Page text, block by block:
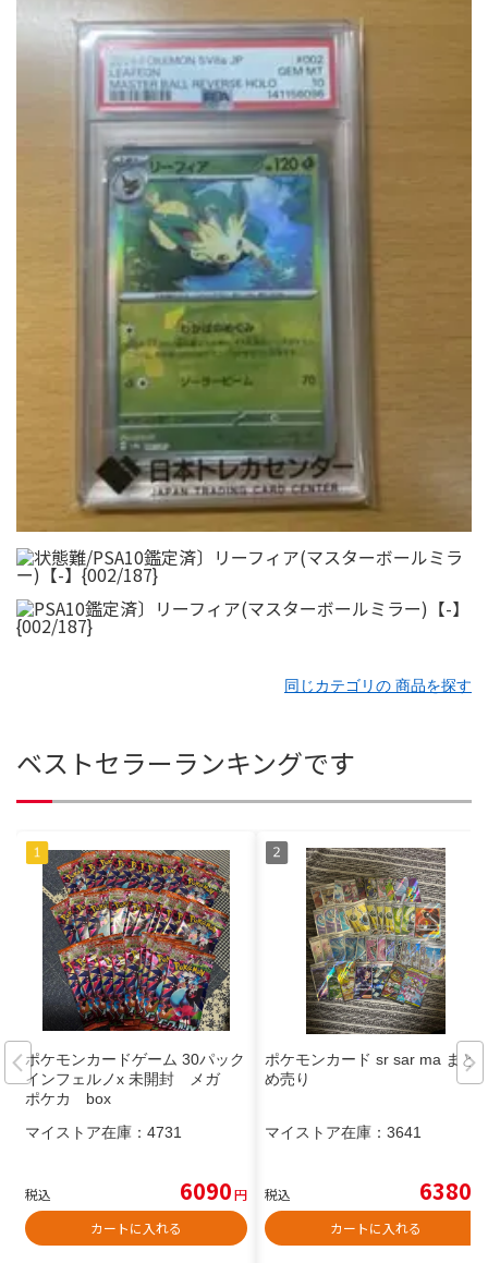
同じカテゴリの 商品を探す
ベストセラーランキングです
ポケモンカードゲーム 30パック
インフェルノx 未開封 メガ
ポケカ box
マイストア在庫： 4731
税込 6090円
カートに入れる
ポケモンカード sr sar ma まと
め売り
マイストア在庫： 3641
税込 6380
カートに入れる